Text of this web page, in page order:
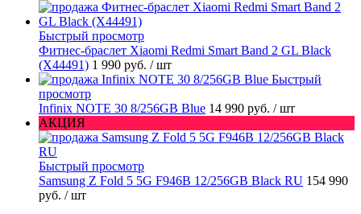
Быстрый просмотр
Фитнес-браслет Xiaomi Redmi Smart Band 2 GL Black
(X44491) 1 990 руб. / шт
Быстрый
просмотр
Infinix NOTE 30 8/256GB Blue 14 990 руб. / шт
АКЦИЯ
Быстрый просмотр
Samsung Z Fold 5 5G F946B 12/256GB Black RU 154 990
руб. / шт